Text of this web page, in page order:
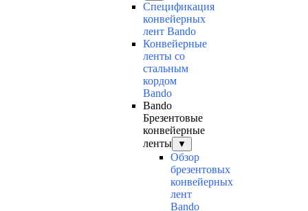
Спецификация
конвейерных
лент Bando
Конвейерные
ленты со
стальным
кордом
Bando
Bando
Брезентовые
конвейерные
ленты
▼
Обзор
брезентовых
конвейерных
лент
Bando